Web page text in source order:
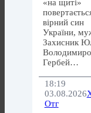
«на щиті»
вірний син
України,
Захисник
Гербей…
18:19
03.08.2026
Отг